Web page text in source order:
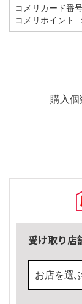
コメリカード番
コメリポイント
購入個
受け取り店
お店を選